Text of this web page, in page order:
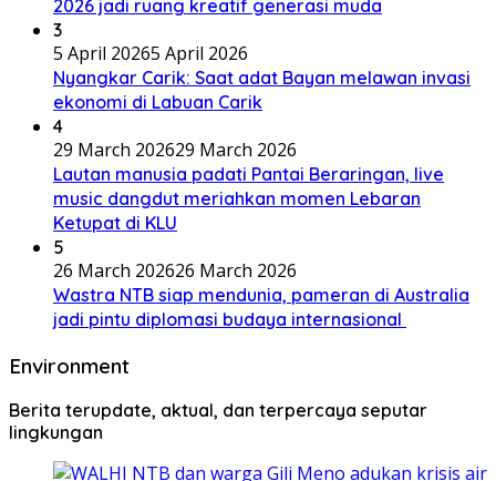
2026 jadi ruang kreatif generasi muda
3
5 April 20265 April 2026
Nyangkar Carik: Saat adat Bayan melawan invasi
ekonomi di Labuan Carik
4
29 March 202629 March 2026
Lautan manusia padati Pantai Beraringan, live
music dangdut meriahkan momen Lebaran
Ketupat di KLU
5
26 March 202626 March 2026
Wastra NTB siap mendunia, pameran di Australia
jadi pintu diplomasi budaya internasional
Environment
Berita terupdate, aktual, dan terpercaya seputar
lingkungan